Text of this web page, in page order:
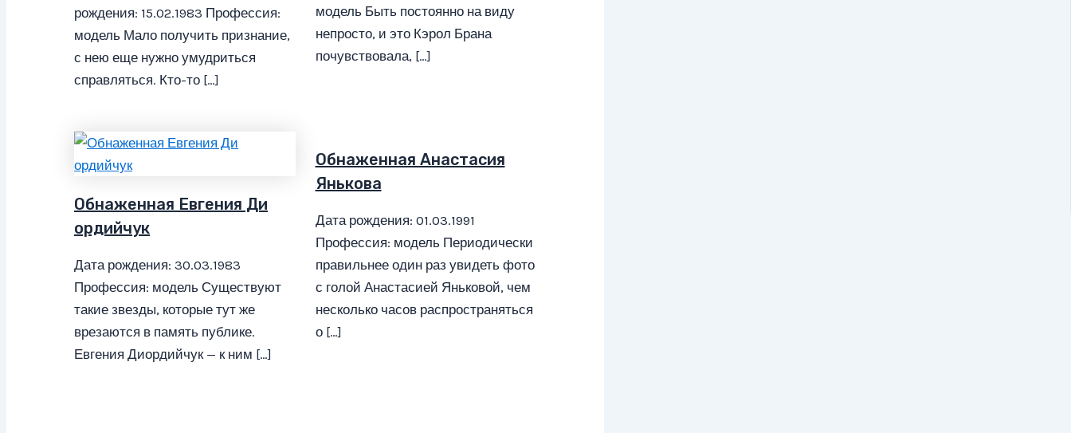
рождения: 15.02.1983 Профессия:
модель Мало получить признание,
с нею еще нужно умудриться
справляться. Кто-то […]
модель Быть постоянно на виду
непросто, и это Кэрол Брана
почувствовала, […]
Обнаженная Евгения Ди
ордийчук
Дата рождения: 30.03.1983
Профессия: модель Существуют
такие звезды, которые тут же
врезаются в память публике.
Евгения Диордийчук — к ним […]
Обнаженная Анастасия
Янькова
Дата рождения: 01.03.1991
Профессия: модель Периодически
правильнее один раз увидеть фото
с голой Анастасией Яньковой, чем
несколько часов распространяться
о […]